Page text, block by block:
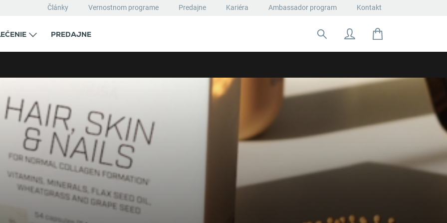
Články Vernostnom programe Predajne Kariéra Ambassador program Kontakt
PREDAJNE
Hľadať: